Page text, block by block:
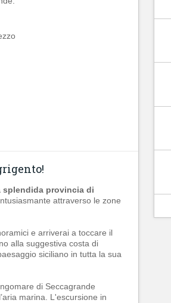
provincia di
attraverso le zone
e arriverai a toccare il
alla suggestiva costa di
siciliano in tutta la sua
di Seccagrande
marina. L'escursione in